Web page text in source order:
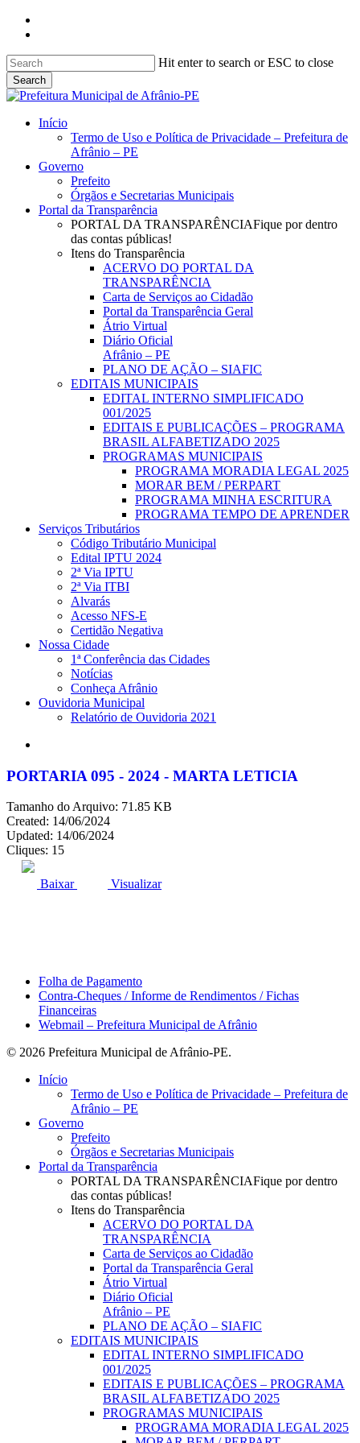
Skip
content
Hit enter to search or ESC to close
Search
Close
search
Menu
Início
Termo de Uso e Política de Privacidade – Prefeitura de
Afrânio – PE
Governo
Prefeito
Órgãos e Secretarias Municipais
Portal da Transparência
PORTAL DA TRANSPARÊNCIAFique por dentro
das contas públicas!
Itens do Transparência
ACERVO DO PORTAL DA
TRANSPARÊNCIA
Carta de Serviços ao Cidadão
Portal da Transparência Geral
Átrio Virtual
Diário Oficial
Afrânio – PE
PLANO DE AÇÃO – SIAFIC
EDITAIS MUNICIPAIS
EDITAL INTERNO SIMPLIFICADO
001/2025
EDITAIS E PUBLICAÇÕES – PROGRAMA
BRASIL ALFABETIZADO 2025
PROGRAMAS MUNICIPAIS
PROGRAMA MORADIA LEGAL 2025
MORAR BEM / PERPART
PROGRAMA MINHA ESCRITURA
PROGRAMA TEMPO DE APRENDER
Serviços Tributários
Código Tributário Municipal
Edital IPTU 2024
2ª Via IPTU
2ª Via ITBI
Alvarás
Acesso NFS-E
Certidão Negativa
Nossa Cidade
1ª Conferência das Cidades
Notícias
Conheça Afrânio
Ouvidoria Municipal
Relatório de Ouvidoria 2021
PORTARIA 095 - 2024 - MARTA LETICIA
Tamanho do Arquivo: 71.85 KB
Created: 14/06/2024
Updated: 14/06/2024
Cliques: 15
Baixar Visualizar
Folha de Pagamento
Contra-Cheques / Informe de Rendimentos / Fichas
Financeiras
Webmail – Prefeitura Municipal de Afrânio
© 2026 Prefeitura Municipal de Afrânio-PE.
Close
Início
Termo de Uso e Política de Privacidade – Prefeitura de
Afrânio – PE
Governo
Prefeito
Órgãos e Secretarias Municipais
Portal da Transparência
PORTAL DA TRANSPARÊNCIAFique por dentro
das contas públicas!
Itens do Transparência
ACERVO DO PORTAL DA
TRANSPARÊNCIA
Carta de Serviços ao Cidadão
Portal da Transparência Geral
Átrio Virtual
Diário Oficial
Afrânio – PE
PLANO DE AÇÃO – SIAFIC
EDITAIS MUNICIPAIS
EDITAL INTERNO SIMPLIFICADO
001/2025
EDITAIS E PUBLICAÇÕES – PROGRAMA
BRASIL ALFABETIZADO 2025
PROGRAMAS MUNICIPAIS
PROGRAMA MORADIA LEGAL 2025